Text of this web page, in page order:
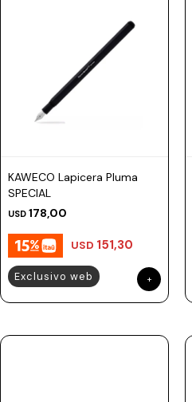
KAWECO Lapicera Pluma
SPECIAL
USD 178,00
USD 151,30
Exclusivo web